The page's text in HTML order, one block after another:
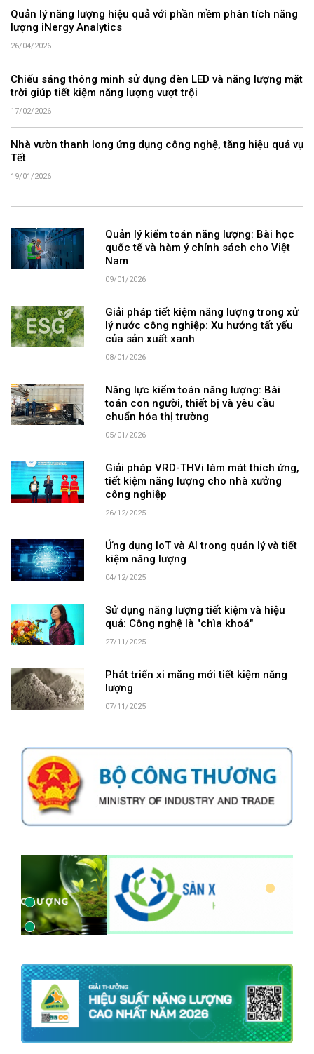
Quản lý năng lượng hiệu quả với phần mềm phân tích năng
lượng iNergy Analytics
26/04/2026
Chiếu sáng thông minh sử dụng đèn LED và năng lượng mặt
trời giúp tiết kiệm năng lượng vượt trội
17/02/2026
Nhà vườn thanh long ứng dụng công nghệ, tăng hiệu quả vụ
Tết
19/01/2026
Quản lý kiểm toán năng lượng: Bài học
quốc tế và hàm ý chính sách cho Việt
Nam
09/01/2026
Giải pháp tiết kiệm năng lượng trong xử
lý nước công nghiệp: Xu hướng tất yếu
của sản xuất xanh
08/01/2026
Năng lực kiểm toán năng lượng: Bài
toán con người, thiết bị và yêu cầu
chuẩn hóa thị trường
05/01/2026
Giải pháp VRD-THVi làm mát thích ứng,
tiết kiệm năng lượng cho nhà xưởng
công nghiệp
26/12/2025
Ứng dụng IoT và AI trong quản lý và tiết
kiệm năng lượng
04/12/2025
Sử dụng năng lượng tiết kiệm và hiệu
quả: Công nghệ là "chìa khoá"
27/11/2025
Phát triển xi măng mới tiết kiệm năng
lượng
07/11/2025